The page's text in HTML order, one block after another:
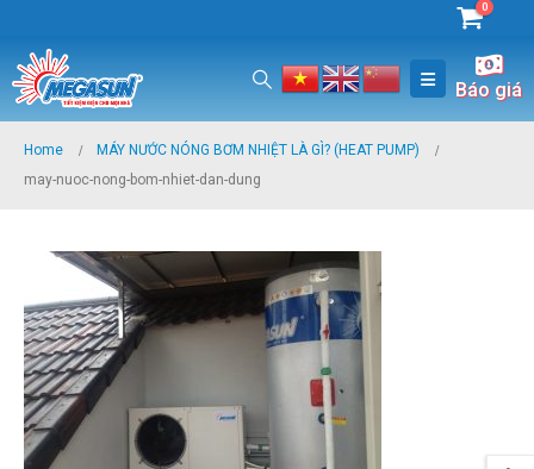
0
Báo giá
Home
MÁY NƯỚC NÓNG BƠM NHIỆT LÀ GÌ? (HEAT PUMP)
may-nuoc-nong-bom-nhiet-dan-dung